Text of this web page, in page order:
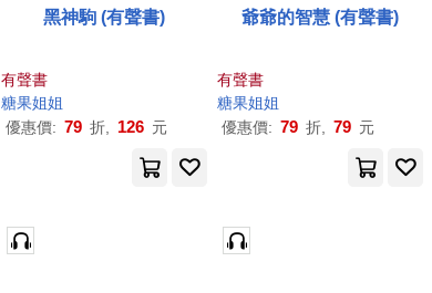
黑神駒 (有聲書)
有聲書
糖果姐姐
優惠價: 79 折, 126 元
爺爺的智慧 (有聲書)
有聲書
糖果姐姐
優惠價: 79 折, 79 元